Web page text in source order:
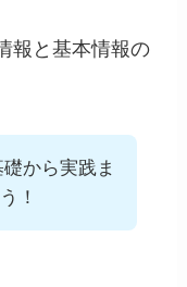
報と基本情報の
から実践ま
！